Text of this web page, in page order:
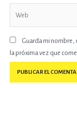
Guarda mi nombre,
la próxima vez que